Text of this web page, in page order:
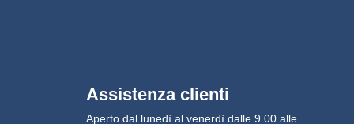
Assistenza clienti
Aperto dal lunedì al venerdì dalle 9.00 alle